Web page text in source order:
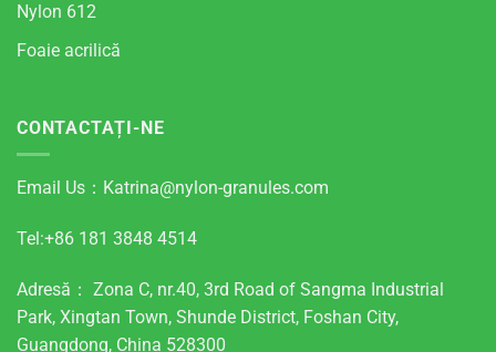
Nylon 612
Foaie acrilică
CONTACTAȚI-NE
Email Us： Katrina@nylon-granules.com
Tel:+86 181 3848 4514
Adresă： Zona C, nr.40, 3rd Road of Sangma Industrial
Park, Xingtan Town, Shunde District, Foshan City,
Guangdong, China 528300